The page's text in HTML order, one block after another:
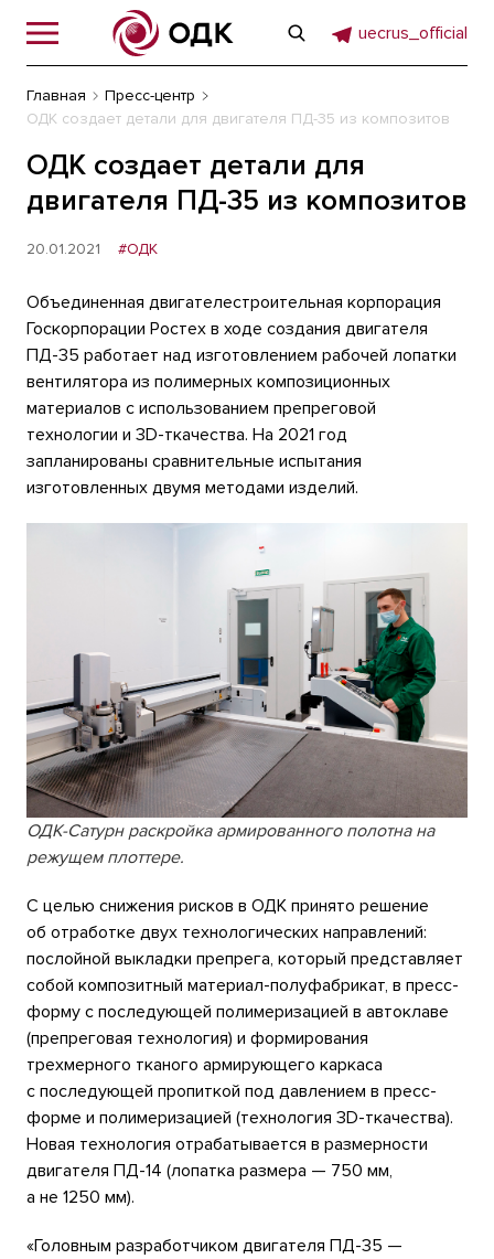
uecrus_official
Главная
Пресс-центр
ОДК создает детали для двигателя ПД-35 из композитов
ОДК создает детали для
двигателя ПД-35 из композитов
20.01.2021 #ОДК
Объединенная двигателестроительная корпорация
Госкорпорации Ростех в ходе создания двигателя
ПД-35 работает над изготовлением рабочей лопатки
вентилятора из полимерных композиционных
материалов с использованием препреговой
технологии и 3D-ткачества. На 2021 год
запланированы сравнительные испытания
изготовленных двумя методами изделий.
ОДК-Сатурн раскройка армированного полотна на
режущем плоттере.
С целью снижения рисков в ОДК принято решение
об отработке двух технологических направлений:
послойной выкладки препрега, который представляет
собой композитный материал-полуфабрикат, в пресс-
форму с последующей полимеризацией в автоклаве
(препреговая технология) и формирования
трехмерного тканого армирующего каркаса
с последующей пропиткой под давлением в пресс-
форме и полимеризацией (технология 3D-ткачества).
Новая технология отрабатывается в размерности
двигателя ПД-14 (лопатка размера — 750 мм,
а не 1250 мм).
«Головным разработчиком двигателя ПД-35 —